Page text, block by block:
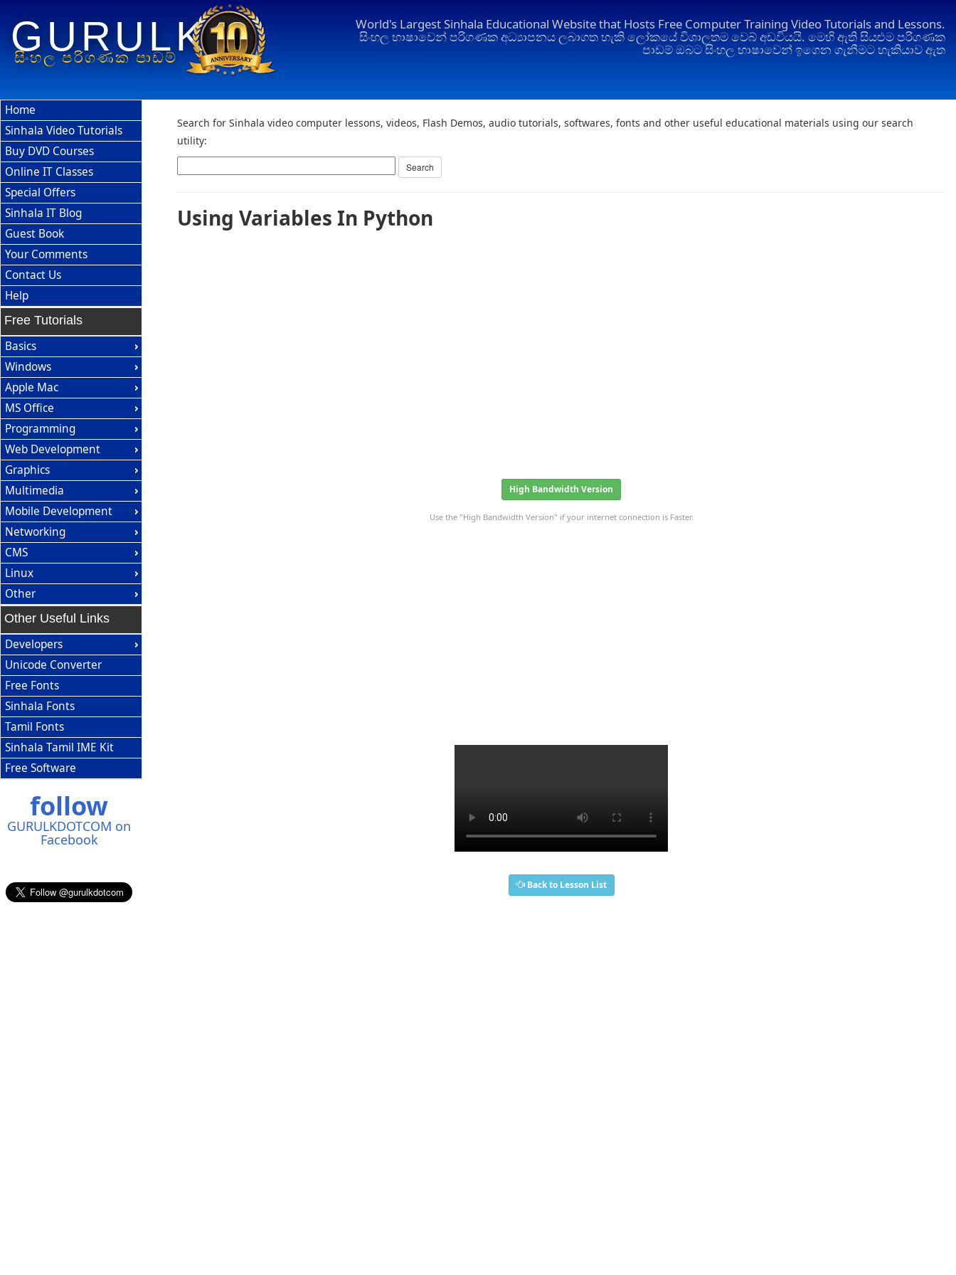
GURULK
සිංහල පරිගණක පාඩම්
World's Largest Sinhala Educational Website that Hosts Free Computer Training Video Tutorials and Lessons.
සිංහල භාෂාවෙන් පරිගණක අධ්‍යාපනය ලබාගත හැකි ලෝකයේ විශාලතම වෙබ් අඩවියයි. මෙහි ඇති සියළුම පරිගණක
පාඩම් ඔබට සිංහල භාෂාවෙන් ඉගෙන ගැනීමට හැකියාව ඇත
Search for Sinhala video computer lessons, videos, Flash Demos, audio tutorials, softwares, fonts and other useful educational materials using our search
utility:
Using Variables In Python
High Bandwidth Version
Use the "High Bandwidth Version" if your internet connection is Faster.
Back to Lesson List
Home
Sinhala Video Tutorials
Buy DVD Courses
Online IT Classes
Special Offers
Sinhala IT Blog
Guest Book
Your Comments
Contact Us
Help
Free Tutorials
Basics
Windows
Apple Mac
MS Office
Programming
Web Development
Graphics
Multimedia
Mobile Development
Networking
CMS
Linux
Other
Other Useful Links
Developers
Unicode Converter
Free Fonts
Sinhala Fonts
Tamil Fonts
Sinhala Tamil IME Kit
Free Software
follow
GURULKDOTCOM on
Facebook